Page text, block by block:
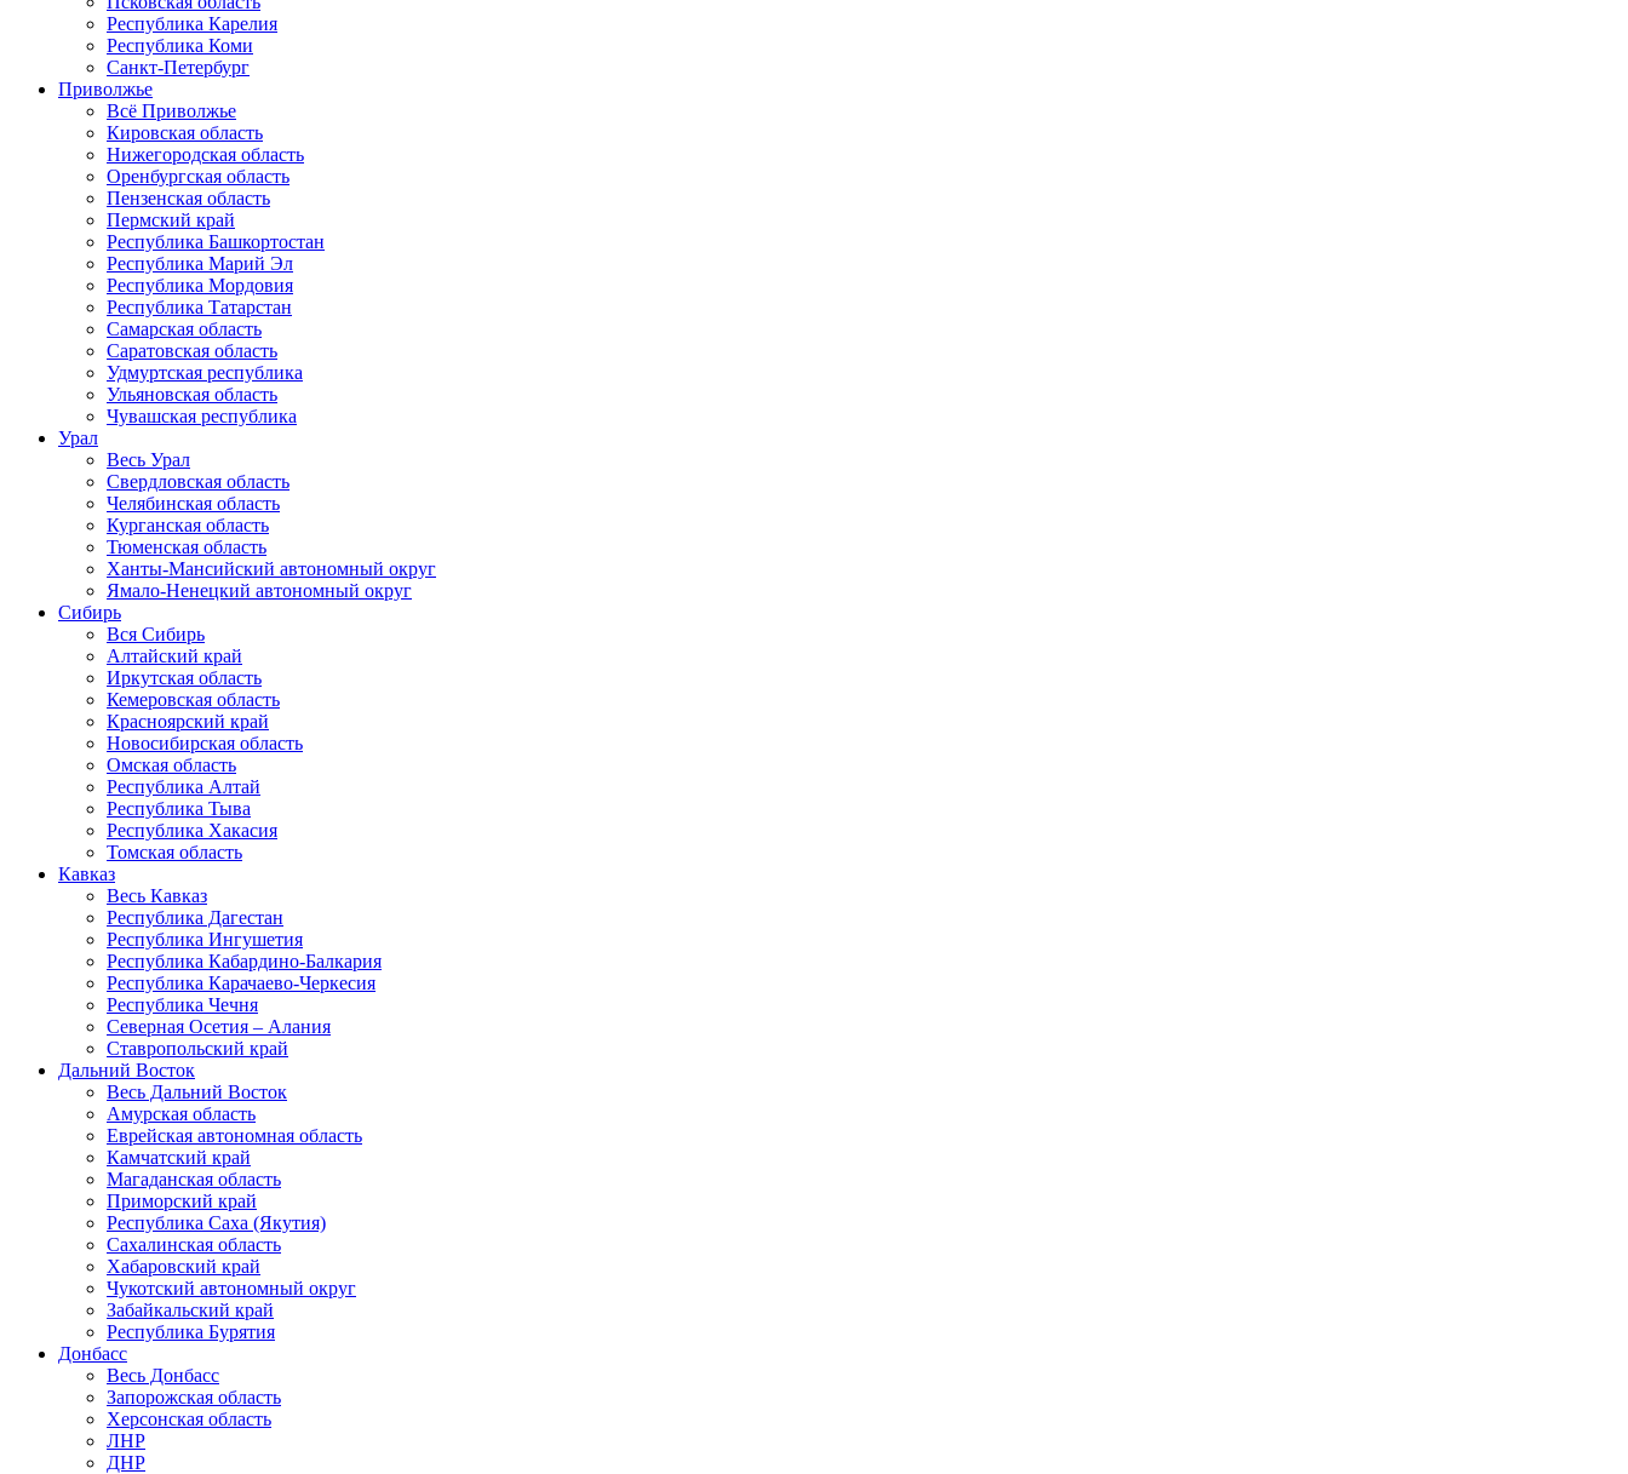
Республика Карелия
Республика Коми
Санкт-Петербург
Приволжье
Всё Приволжье
Кировская область
Нижегородская область
Оренбургская область
Пензенская область
Пермский край
Республика Башкортостан
Республика Марий Эл
Республика Мордовия
Республика Татарстан
Самарская область
Саратовская область
Удмуртская республика
Ульяновская область
Чувашская республика
Урал
Весь Урал
Свердловская область
Челябинская область
Курганская область
Тюменская область
Ханты-Мансийский автономный округ
Ямало-Ненецкий автономный округ
Сибирь
Вся Сибирь
Алтайский край
Иркутская область
Кемеровская область
Красноярский край
Новосибирская область
Омская область
Республика Алтай
Республика Тыва
Республика Хакасия
Томская область
Кавказ
Весь Кавказ
Республика Дагестан
Республика Ингушетия
Республика Кабардино-Балкария
Республика Карачаево-Черкесия
Республика Чечня
Северная Осетия – Алания
Ставропольский край
Дальний Восток
Весь Дальний Восток
Амурская область
Еврейская автономная область
Камчатский край
Магаданская область
Приморский край
Республика Саха (Якутия)
Сахалинская область
Хабаровский край
Чукотский автономный округ
Забайкальский край
Республика Бурятия
Донбасс
Весь Донбасс
Запорожская область
Херсонская область
ЛНР
ДНР